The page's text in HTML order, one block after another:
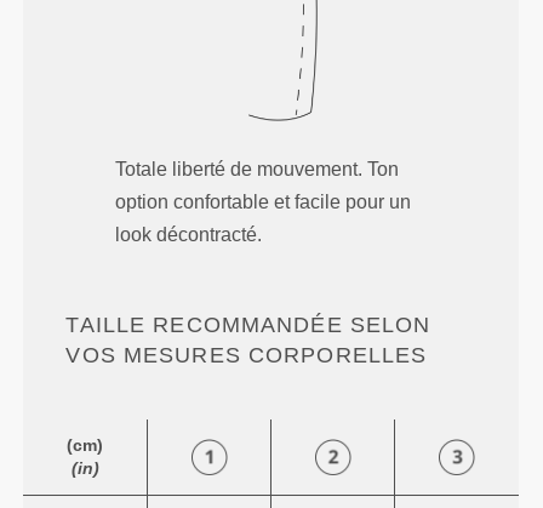
Totale liberté de mouvement. Ton
option confortable et facile pour un
look décontracté.
TAILLE RECOMMANDÉE SELON
VOS MESURES CORPORELLES
(cm)
(in)